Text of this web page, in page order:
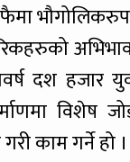
दश हजार
विशेष
काम गर्ने हो ।